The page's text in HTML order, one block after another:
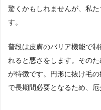
驚くかもしれませんが、私
す。
普段は皮膚のバリア機能で
れると悪さをします。その
が特徴です。円形に抜け毛
で長期間必要となるため、厄